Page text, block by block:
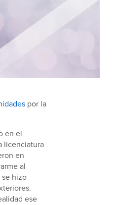
por la
en el
licenciatura
en
al
se hizo
ese